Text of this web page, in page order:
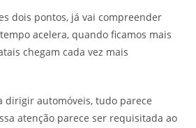
dois pontos, já vai compreender
acelera, quando ficamos mais
chegam cada vez mais
dirigir automóveis, tudo parece
atenção parece ser requisitada ao